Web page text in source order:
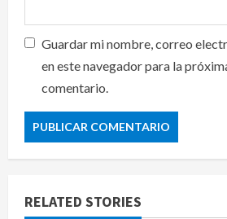
Guardar mi nombre, correo
en este navegador para la
comentario.
RELATED STORIES